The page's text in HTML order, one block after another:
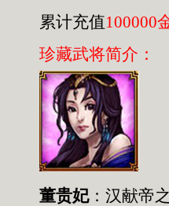
累计充值100000
珍藏武将简介：
董贵妃：汉献帝